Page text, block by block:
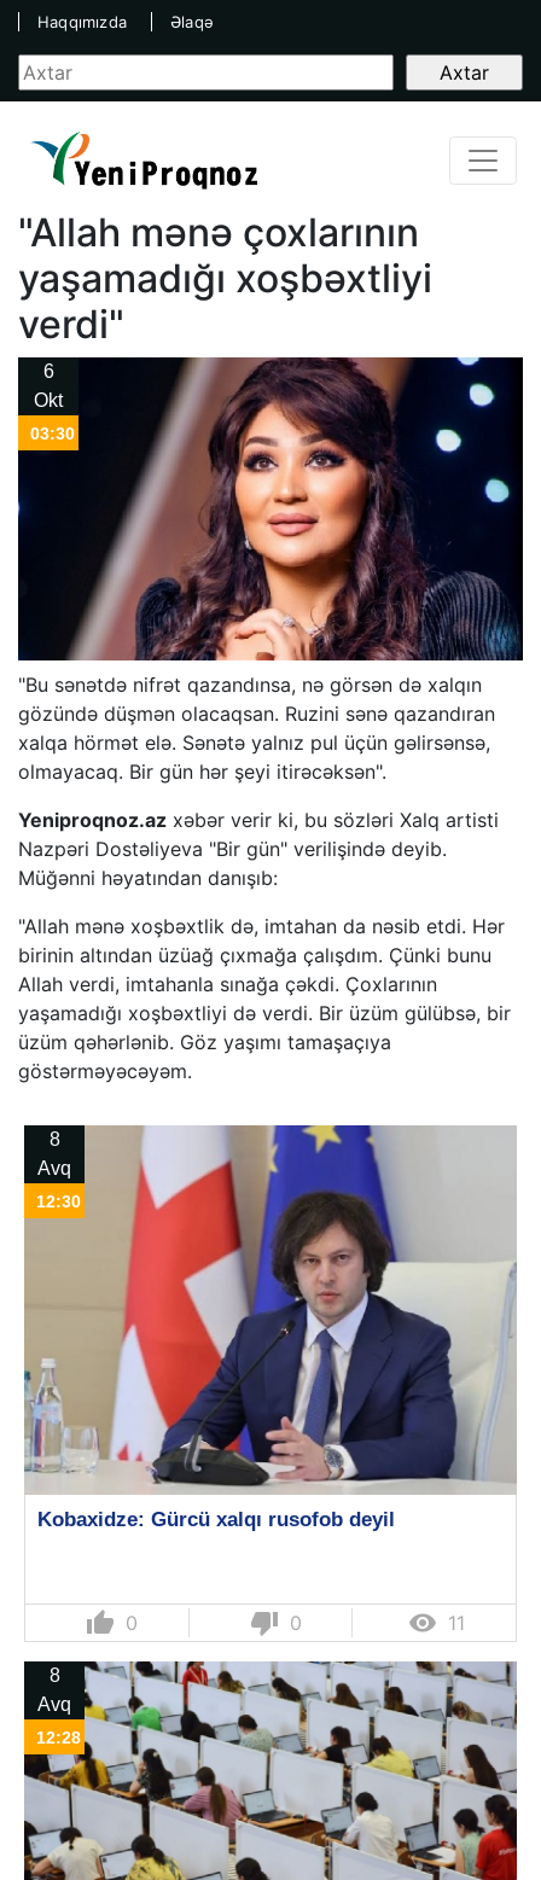
Haqqımızda Əlaqə
"Allah mənə çoxlarının
yaşamadığı xoşbəxtliyi
verdi"
6
Okt
03:30
"Bu sənətdə nifrət qazandınsa, nə görsən də xalqın
gözündə düşmən olacaqsan. Ruzini sənə qazandıran
xalqa hörmət elə. Sənətə yalnız pul üçün gəlirsənsə,
olmayacaq. Bir gün hər şeyi itirəcəksən".
Yeniproqnoz.az xəbər verir ki, bu sözləri Xalq artisti
Nazpəri Dostəliyeva "Bir gün" verilişində deyib.
Müğənni həyatından danışıb:
"Allah mənə xoşbəxtlik də, imtahan da nəsib etdi. Hər
birinin altından üzüağ çıxmağa çalışdım. Çünki bunu
Allah verdi, imtahanla sınağa çəkdi. Çoxlarının
yaşamadığı xoşbəxtliyi də verdi. Bir üzüm gülübsə, bir
üzüm qəhərlənib. Göz yaşımı tamaşaçıya
göstərməyəcəyəm.
8
Avq
12:30
Kobaxidze: Gürcü xalqı rusofob deyil
thumb_up 0 thumb_down 0  11
8
Avq
12:28